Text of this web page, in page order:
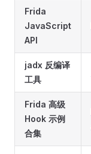
Frida
JavaScript
API
jadx 反编译
工具
Frida 高级
Hook 示例
合集